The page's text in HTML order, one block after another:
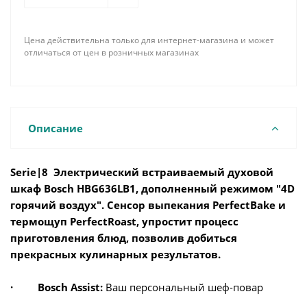
Цена действительна только для интернет-магазина и может
отличаться от цен в розничных магазинах
Описание
Serie|8 Электрический встраиваемый духовой
шкаф Bosch HBG636LB1, дополненный режимом "4D
горячий воздух". Сенсор выпекания PerfectBake и
термощуп PerfectRoast, упростит процесс
приготовления блюд, позволив добиться
прекрасных кулинарных результатов.
· Bosch Assist: Ваш персональный шеф-повар